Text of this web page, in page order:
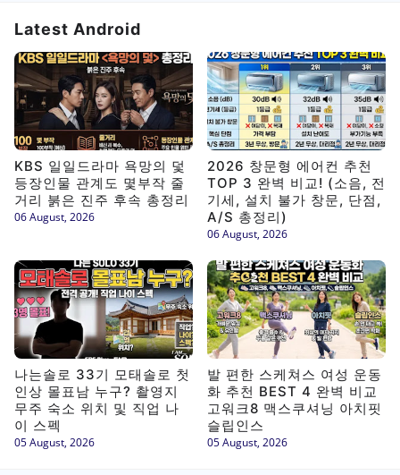
Latest Android
KBS 일일드라마 욕망의 덫
등장인물 관계도 몇부작 줄
거리 붉은 진주 후속 총정리
06 August, 2026
2026 창문형 에어컨 추천
TOP 3 완벽 비교! (소음, 전
기세, 설치 불가 창문, 단점,
A/S 총정리)
06 August, 2026
나는솔로 33기 모태솔로 첫
인상 몰표남 누구? 촬영지
무주 숙소 위치 및 직업 나
이 스펙
05 August, 2026
발 편한 스케쳐스 여성 운동
화 추천 BEST 4 완벽 비교
고워크8 맥스쿠셔닝 아치핏
슬립인스
05 August, 2026